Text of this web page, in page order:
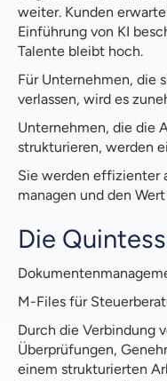
weiter. Kunden
Einführung von KI
Talente bleibt hoch.
Für Unternehmen, die
verlassen, wird es
Unternehmen, die die
strukturieren, werden
Sie werden effizienter
managen und den
Die
M-Files für
Durch die Verbindung
Überprüfungen,
einem strukturierten